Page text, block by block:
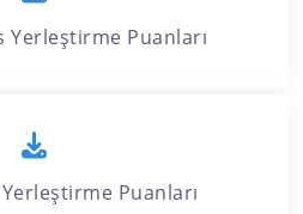
Yerleştirme Puanları
Yerleştirme Puanları